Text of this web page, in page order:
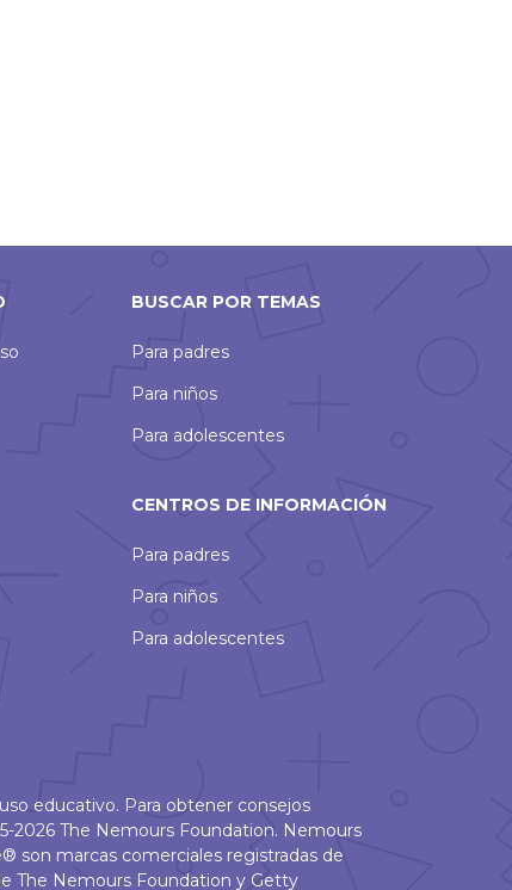
BUSCAR POR TEMAS
Para padres
Para niños
Para adolescentes
CENTROS DE INFORMACIÓN
Para padres
Para niños
Para adolescentes
educativo. Para obtener consejos
2026 The Nemours Foundation. Nemours
son marcas comerciales registradas de
The Nemours Foundation y Getty